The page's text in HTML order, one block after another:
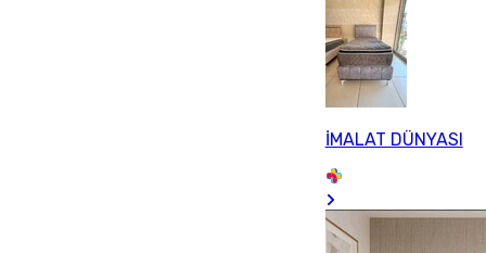
İMALAT DÜNYASI